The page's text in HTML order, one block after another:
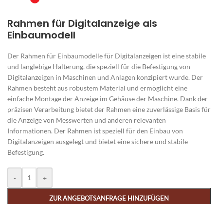
Rahmen für Digitalanzeige als
Einbaumodell
Der Rahmen für Einbaumodelle für Digitalanzeigen ist eine stabile
und langlebige Halterung, die speziell für die Befestigung von
Digitalanzeigen in Maschinen und Anlagen konzipiert wurde. Der
Rahmen besteht aus robustem Material und ermöglicht eine
einfache Montage der Anzeige im Gehäuse der Maschine. Dank der
präzisen Verarbeitung bietet der Rahmen eine zuverlässige Basis für
die Anzeige von Messwerten und anderen relevanten
Informationen. Der Rahmen ist speziell für den Einbau von
Digitalanzeigen ausgelegt und bietet eine sichere und stabile
Befestigung.
- +
ZUR ANGEBOTSANFRAGE HINZUFÜGEN